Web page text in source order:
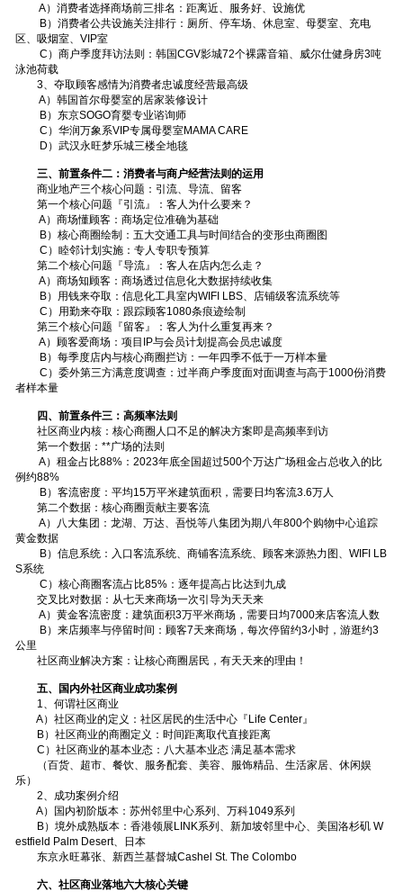
A）消费者选择商场前三排名：距离近、服务好、设施优
B）消费者公共设施关注排行：厕所、停车场、休息室、母婴室、充电
区、吸烟室、VIP室
C）商户季度拜访法则：韩国CGV影城72个裸露音箱、威尔仕健身房3吨
泳池荷载
3、夺取顾客感情为消费者忠诚度经营最高级
A）韩国首尔母婴室的居家装修设计
B）东京SOGO育婴专业谘询师
C）华润万象系VIP专属母婴室MAMA CARE
D）武汉永旺梦乐城三楼全地毯
三、前置条件二：消费者与商户经营法则的运用
商业地产三个核心问题：引流、导流、留客
第一个核心问题『引流』：客人为什么要来？
A）商场懂顾客：商场定位准确为基础
B）核心商圈绘制：五大交通工具与时间结合的变形虫商圈图
C）睦邻计划实施：专人专职专预算
第二个核心问题『导流』：客人在店内怎么走？
A）商场知顾客：商场透过信息化大数据持续收集
B）用钱来夺取：信息化工具室内WIFI LBS、店铺级客流系统等
C）用勤来夺取：跟踪顾客1080条痕迹绘制
第三个核心问题『留客』：客人为什么重复再来？
A）顾客爱商场：项目IP与会员计划提高会员忠诚度
B）每季度店内与核心商圈拦访：一年四季不低于一万样本量
C）委外第三方满意度调查：过半商户季度面对面调查与高于1000份消费
者样本量
四、前置条件三：高频率法则
社区商业内核：核心商圈人口不足的解决方案即是高频率到访
第一个数据：**广场的法则
A）租金占比88%：2023年底全国超过500个万达广场租金占总收入的比
例约88%
B）客流密度：平均15万平米建筑面积，需要日均客流3.6万人
第二个数据：核心商圈贡献主要客流
A）八大集团：龙湖、万达、吾悦等八集团为期八年800个购物中心追踪
黄金数据
B）信息系统：入口客流系统、商铺客流系统、顾客来源热力图、WIFI LB
S系统
C）核心商圈客流占比85%：逐年提高占比达到九成
交叉比对数据：从七天来商场一次引导为天天来
A）黄金客流密度：建筑面积3万平米商场，需要日均7000来店客流人数
B）来店频率与停留时间：顾客7天来商场，每次停留约3小时，游逛约3
公里
社区商业解决方案：让核心商圈居民，有天天来的理由！
五、国内外社区商业成功案例
1、何谓社区商业
A）社区商业的定义：社区居民的生活中心『Life Center』
B）社区商业的商圈定义：时间距离取代直接距离
C）社区商业的基本业态：八大基本业态 满足基本需求
（百货、超市、餐饮、服务配套、美容、服饰精品、生活家居、休闲娱
乐）
2、成功案例介绍
A）国内初阶版本：苏州邻里中心系列、万科1049系列
B）境外成熟版本：香港领展LINK系列、新加坡邻里中心、美国洛杉矶 W
estfield Palm Desert、日本
东京永旺幕张、新西兰基督城Cashel St. The Colombo
六、社区商业落地六大核心关键